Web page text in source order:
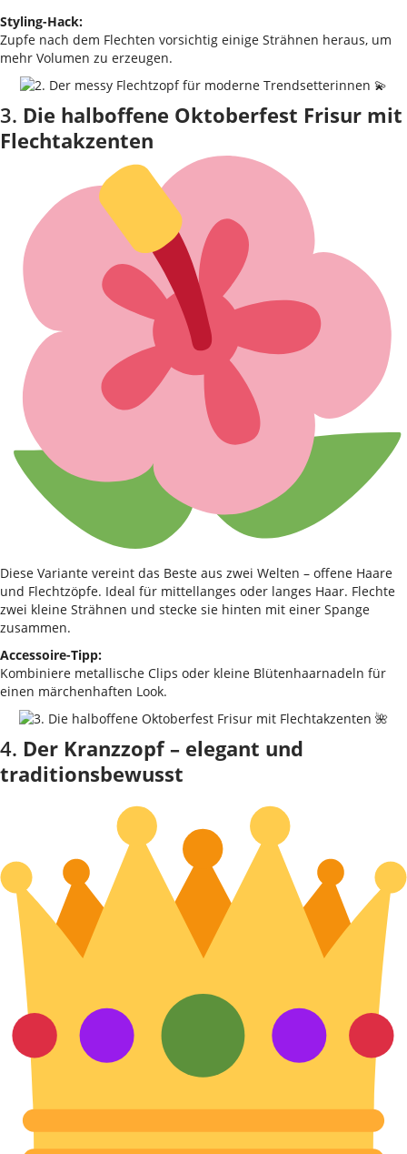
Styling-Hack:
Zupfe nach dem Flechten vorsichtig einige Strähnen heraus, um
mehr Volumen zu erzeugen.
3. Die halboffene Oktoberfest Frisur mit
Flechtakzenten
Diese Variante vereint das Beste aus zwei Welten – offene Haare
und Flechtzöpfe. Ideal für mittellanges oder langes Haar. Flechte
zwei kleine Strähnen und stecke sie hinten mit einer Spange
zusammen.
Accessoire-Tipp:
Kombiniere metallische Clips oder kleine Blütenhaarnadeln für
einen märchenhaften Look.
4. Der Kranzzopf – elegant und
traditionsbewusst